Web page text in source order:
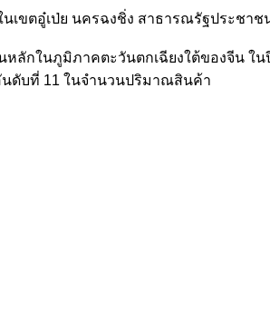
เขตอู๋เป่ย นครฉงชิ่ง สาธารณรัฐประชา
หลักในภูมิภาคตะวันตกเฉียงใต้ของจีน
ดับที่ 11 ในจำนวนปริมาณสินค้า